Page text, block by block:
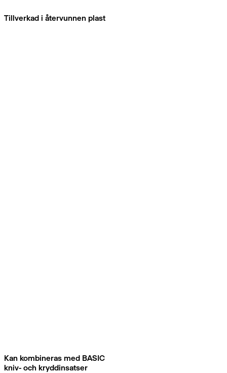
Tillverkad i återvunnen plast
Kan kombineras med BASIC
kniv- och kryddinsatser